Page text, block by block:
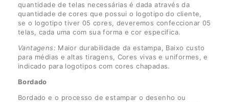
quantidade de telas necessárias é dada através da
quantidade de cores que possui o logotipo do cliente,
se o logotipo tiver 05 cores, deveremos confeccionar 05
telas, cada uma com sua forma e cor especifica.
Vantagens: Maior durabilidade da estampa, Baixo custo
para médias e altas tiragens, Cores vivas e uniformes, e
indicado para logotipos com cores chapadas.
Bordado
Bordado e o processo de estampar o desenho ou